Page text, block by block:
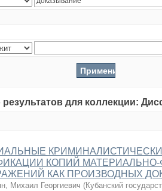
результатов для коллекции:
КОПИЙ
КАК ПРОИЗВОДНЫХ
Михаил Георгиевич (Кубанский